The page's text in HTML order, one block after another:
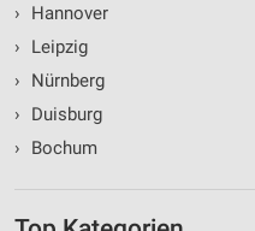
›
Hannover
›
Leipzig
›
Nürnberg
›
Duisburg
›
Bochum